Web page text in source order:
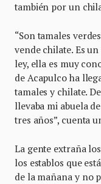
también por un
“Son tamales
vende chilate. Es
ley, ella es muy
de Acapulco ha
tamales y chilate.
llevaba mi abuela
tres años”, cuenta
La gente extraña
los establos que
de la mañana y no